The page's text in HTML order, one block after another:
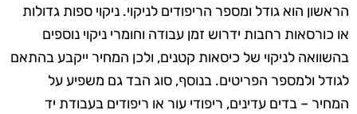
הראשון הוא גודל ומספר הריפודים לניקוי. ניקוי ספות גדולות
או כורסאות רחבות ידרוש זמן עבודה וחומרי ניקוי נוספים
בהשוואה לניקוי של כיסאות קטנים, ולכן המחיר ייקבע בהתאם
לגודל ולמספר הפריטים. בנוסף, סוג הבד גם משפיע על
המחיר – בדים עדינים, ריפודי עור או ריפודים בעבודת יד